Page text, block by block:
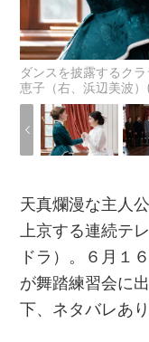
ダンスを披露するク
恵子（右、浜辺美波
天真爛漫な主人
上京する連続テ
ドラ）。６月１
が舞踏練習会に
下、ネタバレあり